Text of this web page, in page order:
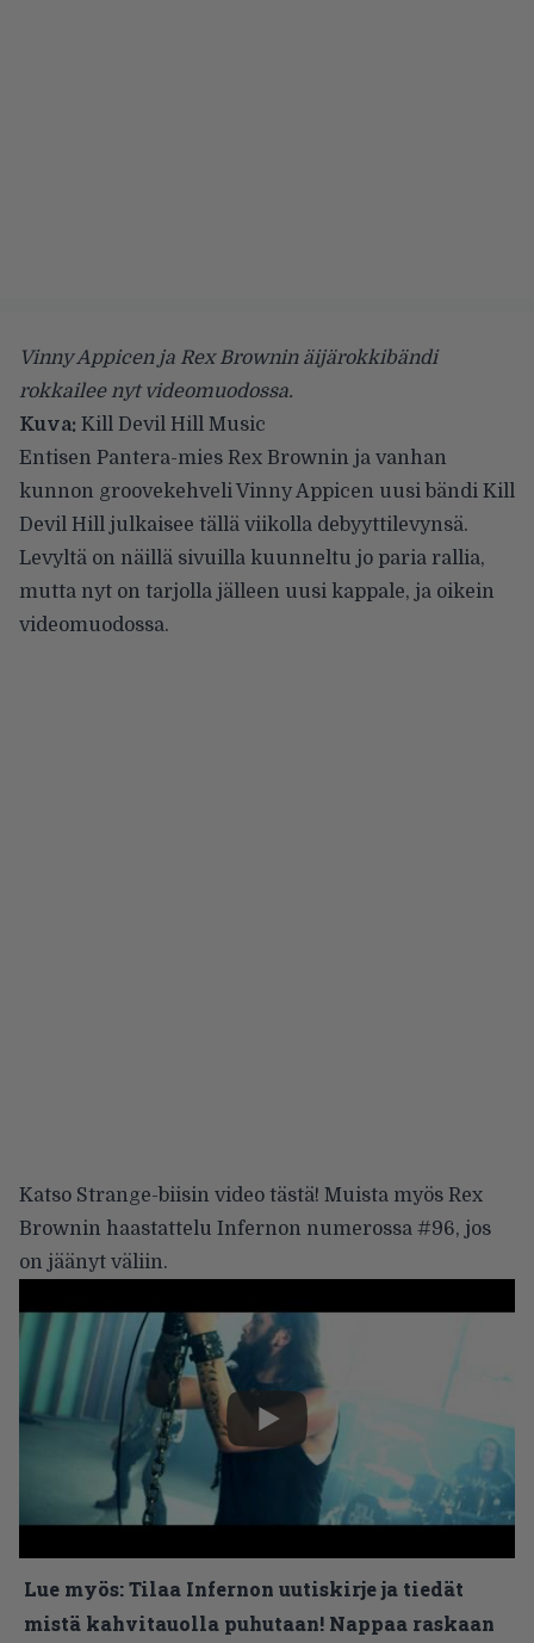
Vinny Appicen ja Rex Brownin äijärokkibändi
rokkailee nyt videomuodossa.
Kuva: Kill Devil Hill Music
Entisen Pantera-mies Rex Brownin ja vanhan
kunnon groovekehveli Vinny Appicen uusi bändi Kill
Devil Hill julkaisee tällä viikolla debyyttilevynsä.
Levyltä on näillä sivuilla kuunneltu jo paria rallia,
mutta nyt on tarjolla jälleen uusi kappale, ja oikein
videomuodossa.
Katso Strange-biisin video tästä! Muista myös Rex
Brownin haastattelu Infernon numerossa #96, jos
on jäänyt väliin.
Lue myös:Tilaa Infernon uutiskirje ja tiedät
mistä kahvitauolla puhutaan! Nappaa raskaan